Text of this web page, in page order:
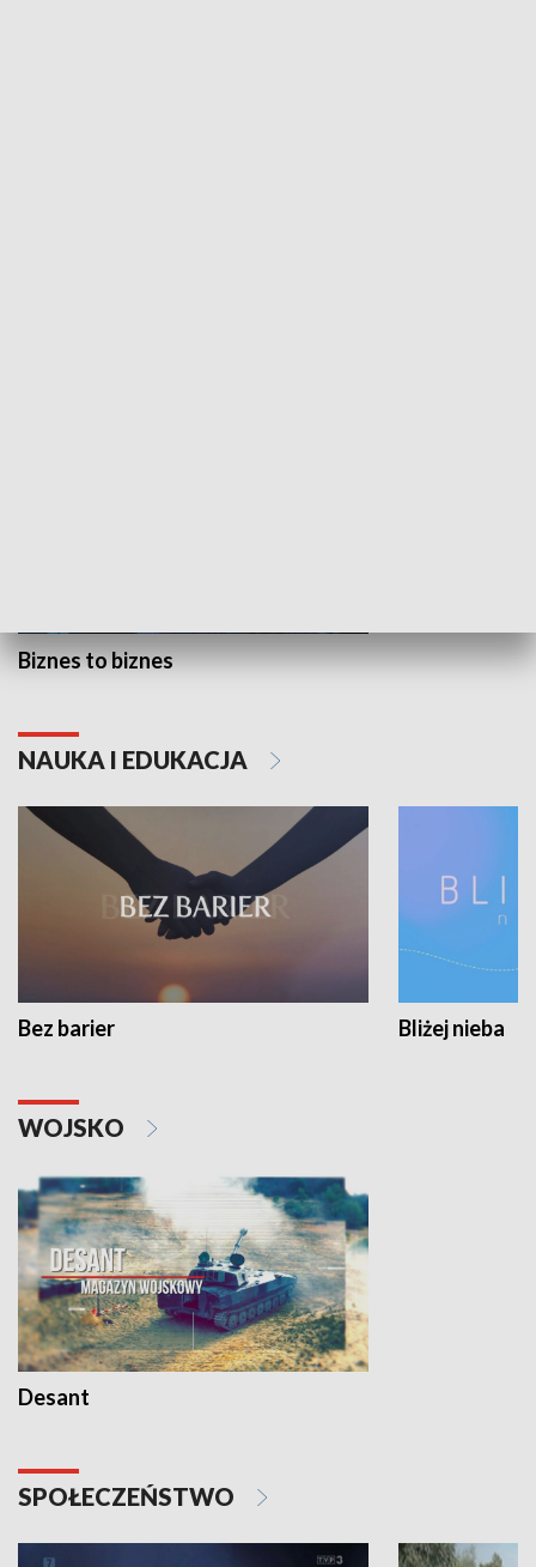
Biznes to biznes
NAUKA I EDUKACJA
Bez barier Bliżej nieba
WOJSKO
Desant
SPOŁECZEŃSTWO